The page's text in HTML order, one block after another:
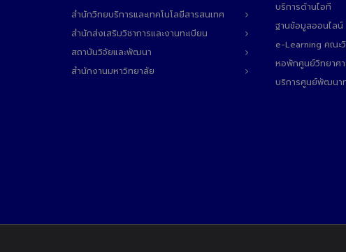
สำนักวิทยบริการและเทคโนโลยีสารสนเทศ
สำนักส่งเสริมวิชาการและงานทะเบียน
สถาบันวิจัยและพัฒนา
สำนักงานมหาวิทยาลัย
บริการด้านไอที
ฐานข้อมูลออนไลน์
e-Learning คณะ
หอพักศูนย์วิทยาศ
บริการศูนย์พัฒนา